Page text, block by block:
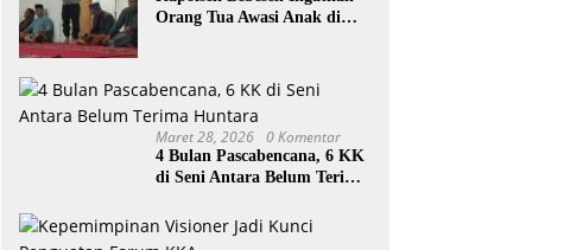
Orang Tua Awasi Anak di
Maret 28, 2026 0 Komentar
4 Bulan Pascabencana, 6 KK
di Seni Antara Belum Terima